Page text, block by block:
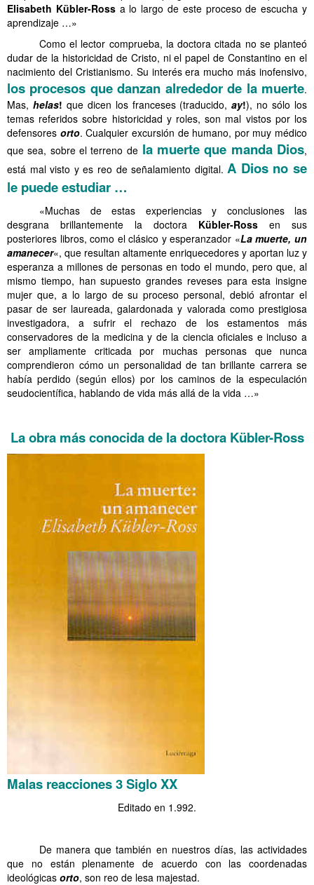
Elisabeth Kübler-Rossa lo largo de este proceso de escucha y
aprendizaje …»
Como el lector comprueba, la doctora citada no se planteó
dudar de la historicidad de Cristo, ni el papel de Constantino en el
nacimiento del Cristianismo. Su interés era mucho más inofensivo,
los procesos que danzan alrededor de la muerte.
Mas, helas! que dicen los franceses (traducido,ay!), no sólo los
temas referidos sobre historicidad y roles, son mal vistos por los
defensores orto. Cualquier excursión de humano, por muy médico
que sea, sobre el terreno dela muerte que manda Dios,
está mal visto y es reo de señalamiento digital. A Dios no se
le puede estudiar …
«Muchas de estas experiencias y conclusiones las
desgrana brillantemente la doctora Kübler-Ross en sus
posteriores libros, como el clásico y esperanzador «La muerte, un
amanecer«, que resultan altamente enriquecedores y aportan luz y
esperanza a millones de personas en todo el mundo, pero que, al
mismo tiempo, han supuesto grandes reveses para esta insigne
mujer que, a lo largo de su proceso personal, debió afrontar el
pasar de ser laureada, galardonada y valorada como prestigiosa
investigadora, a sufrir el rechazo de los estamentos más
conservadores de la medicina y de la ciencia oficiales e incluso a
ser ampliamente criticada por muchas personas que nunca
comprendieron cómo un personalidad de tan brillante carrera se
había perdido (según ellos) por los caminos de la especulación
seudocientífica, hablando de vida más allá de la vida …»
La obra más conocida de la doctora Kübler-Ross
Malas reacciones 3 Siglo XX
Editado en 1.992.
De manera que también en nuestros días, las actividades
que no están plenamente de acuerdo con las coordenadas
ideológicas orto, son reo de lesa majestad.